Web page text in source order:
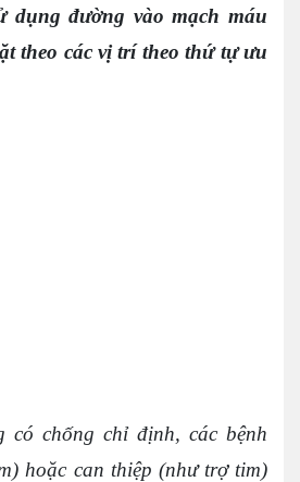
dụng đường vào mạch máu
theo các vị trí theo thứ tự ưu
có chống chỉ định, các bệnh
hoặc can thiệp (như trợ tim)